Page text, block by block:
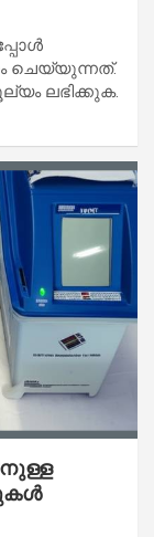
ചെയ്യുന്നത്.
ലഭിക്കുക.